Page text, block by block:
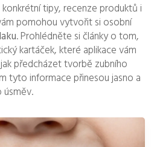
tipy, recenze produktů i
pomohou vytvořit si osobní
. Prohlédněte si články o tom,
kartáček, které aplikace vám
předcházet tvorbě zubního
tyto informace přinesou jasno a
úsměv.